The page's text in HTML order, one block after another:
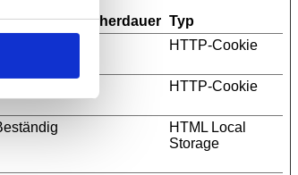
Speicherdauer Typ
HTTP-Cookie
HTTP-Cookie
HTML Local
Storage